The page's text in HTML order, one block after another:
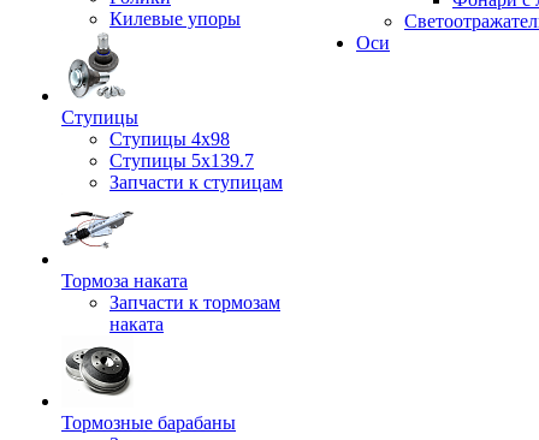
Килевые упоры
Ступицы
Ступицы 4x98
Ступицы 5x139.7
Запчасти к ступицам
Тормоза наката
Запчасти к тормозам
наката
Тормозные барабаны
Оси